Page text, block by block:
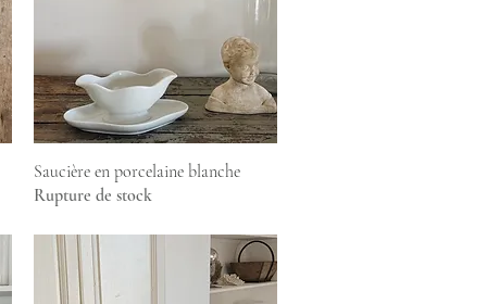
Aperçu rapide
Saucière en porcelaine blanche
Rupture de stock